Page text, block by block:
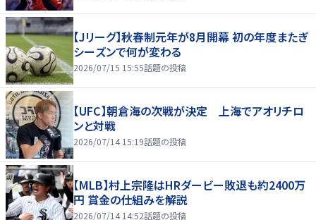
【Jリーグ】秋春制元年が8月開幕 初の年度またぎ
シーズンで何が変わる
2026/07/15 15:55話題の投稿
【UFC】朝倉海の次戦が決定 上海でアオリチロ
ンと対戦
2026/07/14 15:19話題の投稿
【MLB】村上宗隆はHRダービー敗退も約2400万
円 賞金の仕組みを解説
2026/07/14 14:52話題の投稿